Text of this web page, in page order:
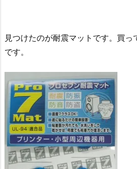
見つけたのが耐震マットです。買
です。